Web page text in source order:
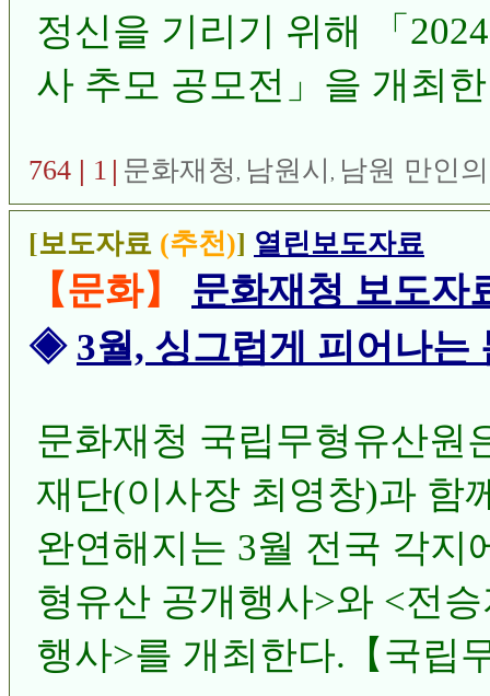
정신을 기리기 위해 「
사 추모 공모전」을 개최
764 | 1 | 문화재청 , 남원시 , 남원 만인
[보도자료 (추천)] 열린보도자료
【문화】
문화재청 보도자
◈ 3월, 싱그럽게 피어나는
문화재청 국립무형유산원
재단(이사장 최영창)과 함
완연해지는 3월 전국 각지
형유산 공개행사>와 <전
행사>를 개최한다.【국립